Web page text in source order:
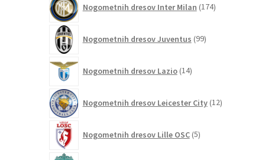
Nogometnih dresov Inter Milan 174izdelkov
Nogometnih dresov Juventus 99izdelkov
Nogometnih dresov Lazio 14izdelkov
Nogometnih dresov Leicester City 12izdelkov
Nogometnih dresov Lille OSC 5izdelkov